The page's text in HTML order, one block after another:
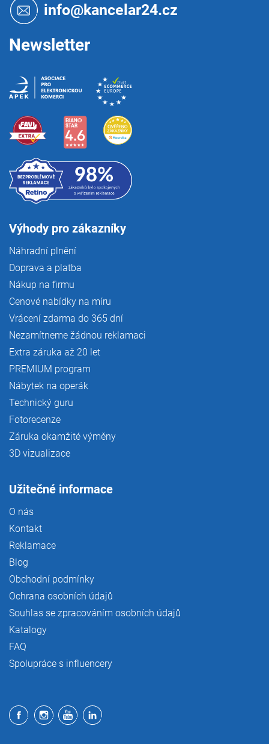
info@kancelar24.cz
Newsletter
Výhody pro zákazníky
Náhradní plnění
Doprava a platba
Nákup na firmu
Cenové nabídky na míru
Vrácení zdarma do 365 dní
Nezamítneme žádnou reklamaci
Extra záruka až 20 let
PREMIUM program
Nábytek na operák
Technický guru
Fotorecenze
Záruka okamžité výměny
3D vizualizace
Užitečné informace
O nás
Kontakt
Reklamace
Blog
Obchodní podmínky
Ochrana osobních údajů
Souhlas se zpracováním osobních údajů
Katalogy
FAQ
Spolupráce s influencery